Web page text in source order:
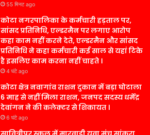
55 मिनट ago
कोटा नगरपालिका के कर्मचारी हड़ताल पर,
सांसद प्रतिनिधि, एल्डरमैन पर लगाए आरोप
कहा काम नहीं करने देते, एल्डरमैन और सांसद
प्रतिनिधि ने कहा कर्मचारी कई साल से यहां टिके
है इसलिए काम करना नहीं चाहते ।
4 घंटे ago
कोटा क्षेत्र नवागांव राशन दुकान में बड़ा घोटाला
6 माह से नहीं मिला राशन, जनपद सदस्य धर्मेंद्र
देवांगन ने की कलेक्टर से शिकायत ।
6 घंटे ago